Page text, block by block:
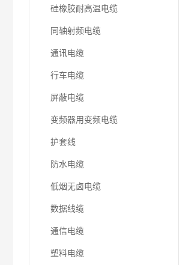
硅橡胶耐高温电缆
同轴射频电缆
通讯电缆
行车电缆
屏蔽电缆
变频器用变频电缆
护套线
防水电缆
低烟无卤电缆
数据线缆
通信电缆
塑料电缆